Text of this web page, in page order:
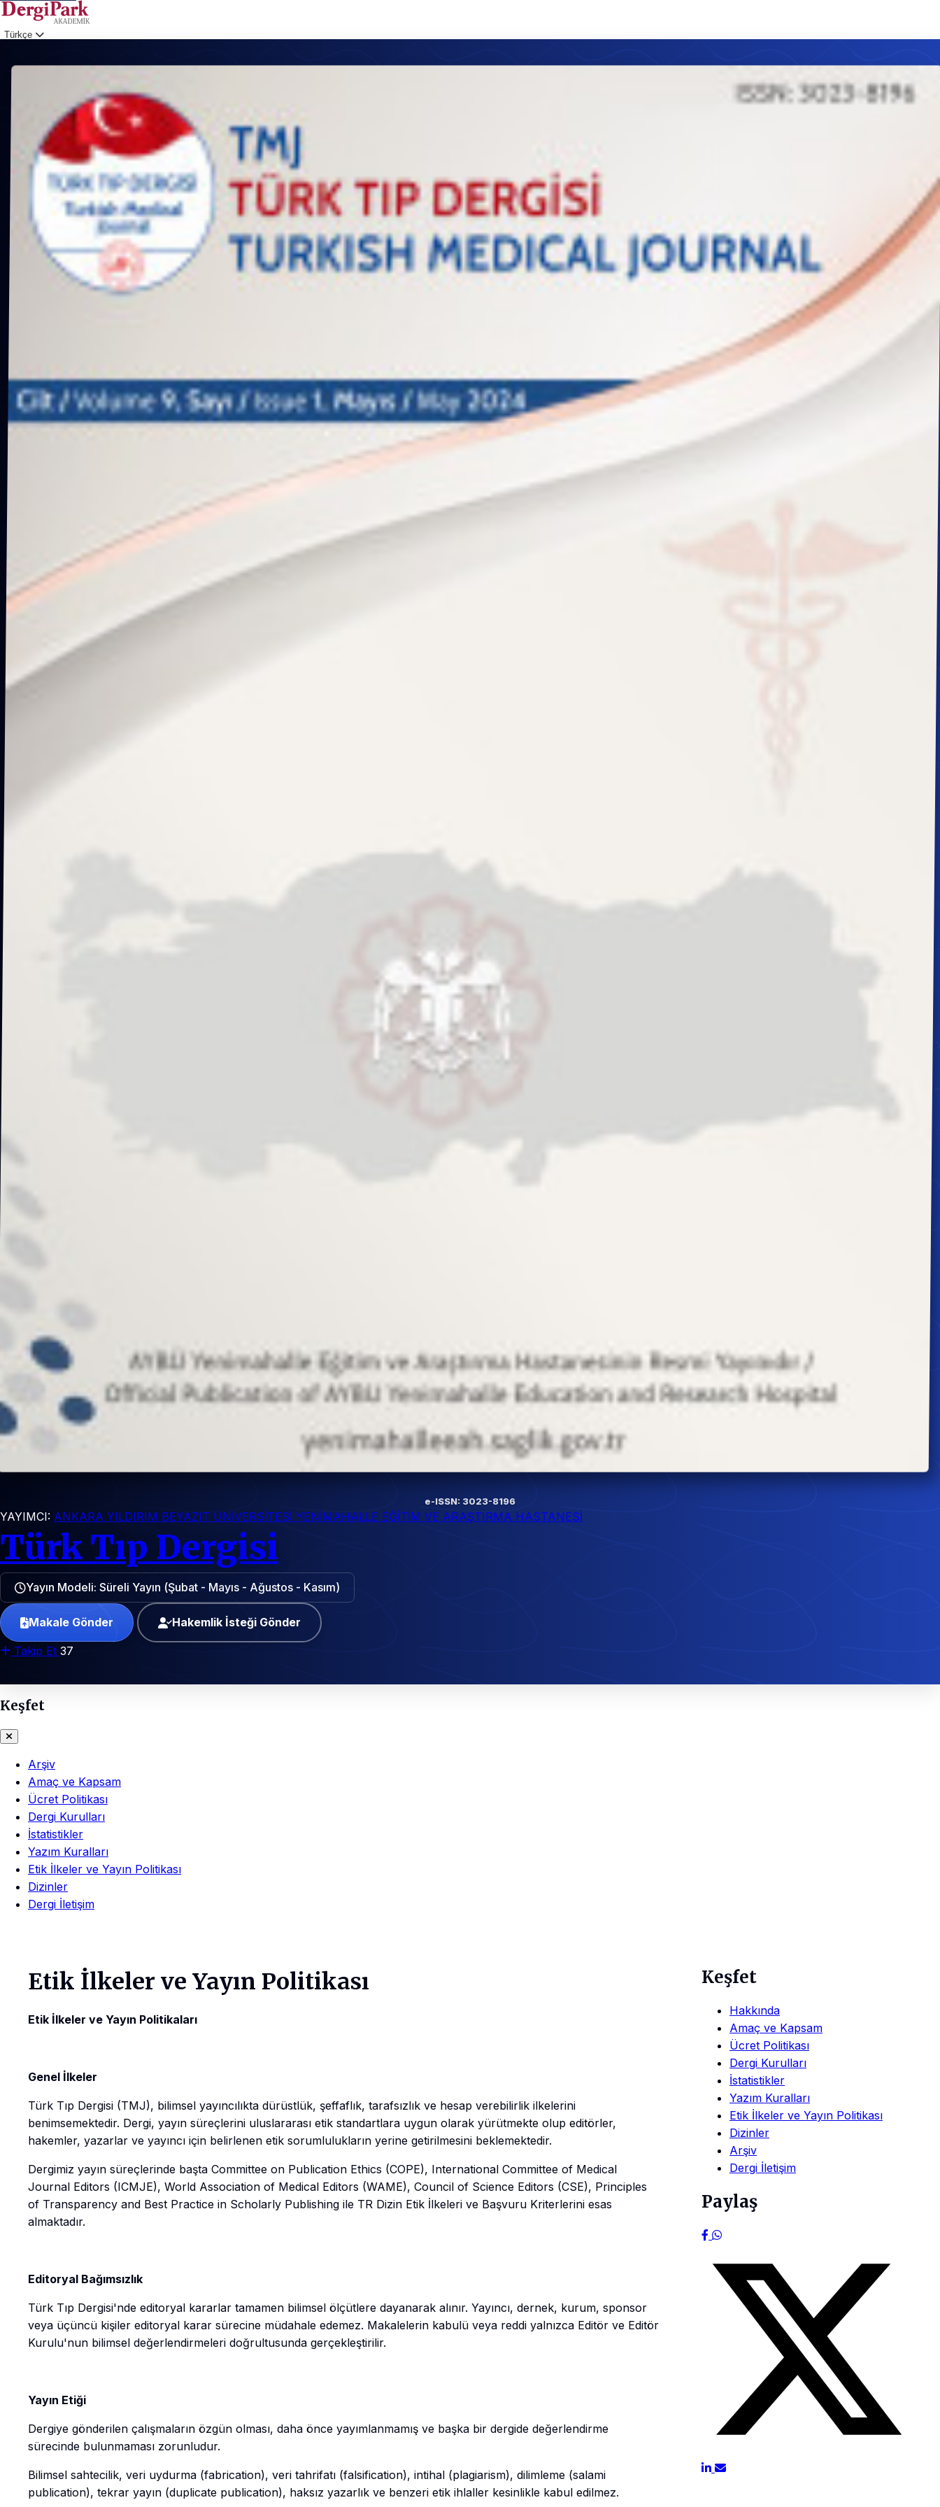
Türkçe
e-ISSN: 3023-8196
YAYIMCI: ANKARA YILDIRIM BEYAZIT ÜNİVERSİTESİ YENİMAHALLE EĞİTİM VE ARAŞTIRMA HASTANESİ
Türk Tıp Dergisi
Yayın Modeli: Süreli Yayın (Şubat - Mayıs - Ağustos - Kasım)
Makale Gönder Hakemlik İsteği Gönder
Takip Et 37
Keşfet
Arşiv
Amaç ve Kapsam
Ücret Politikası
Dergi Kurulları
İstatistikler
Yazım Kuralları
Etik İlkeler ve Yayın Politikası
Dizinler
Dergi İletişim
Etik İlkeler ve Yayın Politikası
Etik İlkeler ve Yayın Politikaları
Genel İlkeler
Türk Tıp Dergisi (TMJ), bilimsel yayıncılıkta dürüstlük, şeffaflık, tarafsızlık ve hesap verebilirlik ilkelerini
benimsemektedir. Dergi, yayın süreçlerini uluslararası etik standartlara uygun olarak yürütmekte olup editörler,
hakemler, yazarlar ve yayıncı için belirlenen etik sorumlulukların yerine getirilmesini beklemektedir.
Dergimiz yayın süreçlerinde başta Committee on Publication Ethics (COPE), International Committee of Medical
Journal Editors (ICMJE), World Association of Medical Editors (WAME), Council of Science Editors (CSE), Principles
of Transparency and Best Practice in Scholarly Publishing ile TR Dizin Etik İlkeleri ve Başvuru Kriterlerini esas
almaktadır.
Editoryal Bağımsızlık
Türk Tıp Dergisi'nde editoryal kararlar tamamen bilimsel ölçütlere dayanarak alınır. Yayıncı, dernek, kurum, sponsor
veya üçüncü kişiler editoryal karar sürecine müdahale edemez. Makalelerin kabulü veya reddi yalnızca Editör ve Editör
Kurulu'nun bilimsel değerlendirmeleri doğrultusunda gerçekleştirilir.
Yayın Etiği
Dergiye gönderilen çalışmaların özgün olması, daha önce yayımlanmamış ve başka bir dergide değerlendirme
sürecinde bulunmaması zorunludur.
Bilimsel sahtecilik, veri uydurma (fabrication), veri tahrifatı (falsification), intihal (plagiarism), dilimleme (salami
publication), tekrar yayın (duplicate publication), haksız yazarlık ve benzeri etik ihlaller kesinlikle kabul edilmez.
Keşfet
Hakkında
Amaç ve Kapsam
Ücret Politikası
Dergi Kurulları
İstatistikler
Yazım Kuralları
Etik İlkeler ve Yayın Politikası
Dizinler
Arşiv
Dergi İletişim
Paylaş